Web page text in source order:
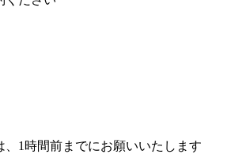
1時間前までにお願いいたします